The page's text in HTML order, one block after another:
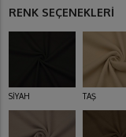
RENK SEÇENEKLERİ
SİYAH TAŞ